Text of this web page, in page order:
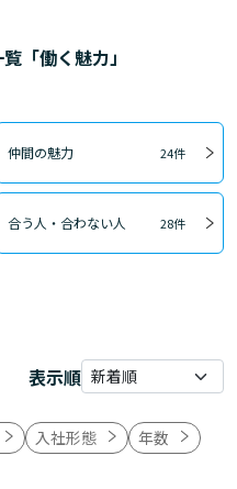
「働く魅力」
仲間の魅力 24件
合う人・合わない人 28件
表示順
入社形態
年数